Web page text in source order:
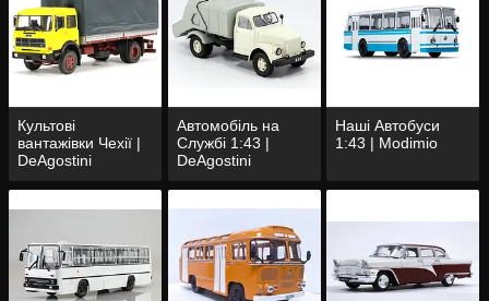
Культові
вантажівки Чехії |
DeAgostini
Автомобіль на
Службі 1:43 |
DeAgostini
Наші Автобуси
1:43 | Modimio